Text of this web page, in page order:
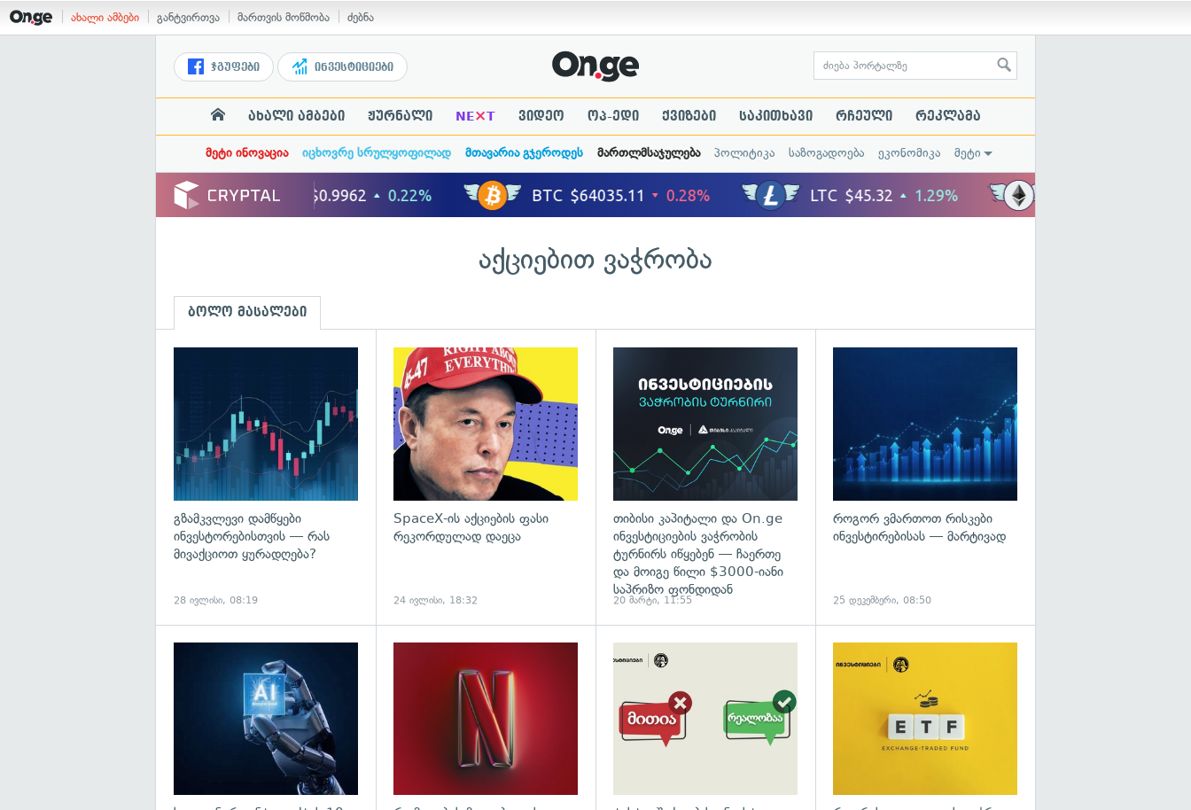
ახალი ამბები განტვირთვა მართვის მოწმობა ძებნა
ჯგუფები ინვესტიციები
ახალი ამბები ჟურნალი NE×T ვიდეო ოპ-ედი ქვიზები საკითხავი რჩეული რეკლამა
მეტი ინოვაცია იცხოვრე სრულყოფილად მთავარია გჯეროდეს მართლმსაჯულება პოლიტიკა საზოგადოება ეკონომიკა მეტი
აქციებით ვაჭრობა
ბოლო მასალები
გზამკვლევი დამწყები
ინვესტორებისთვის — რას
მივაქციოთ ყურადღება?
28 ივლისი, 08:19
SpaceX-ის აქციების ფასი
რეკორდულად დაეცა
24 ივლისი, 18:32
თიბისი კაპიტალი და On.ge
ინვესტიციების ვაჭრობის
ტურნირს იწყებენ — ჩაერთე
და მოიგე წილი $3000-იანი
საპრიზო ფონდიდან
20 მარტი, 11:55
როგორ ვმართოთ რისკები
ინვესტირებისას — მარტივად
25 დეკემბერი, 08:50